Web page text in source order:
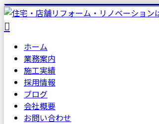
ホーム
業務案内
施工実績
採用情報
ブログ
会社概要
お問い合わせ